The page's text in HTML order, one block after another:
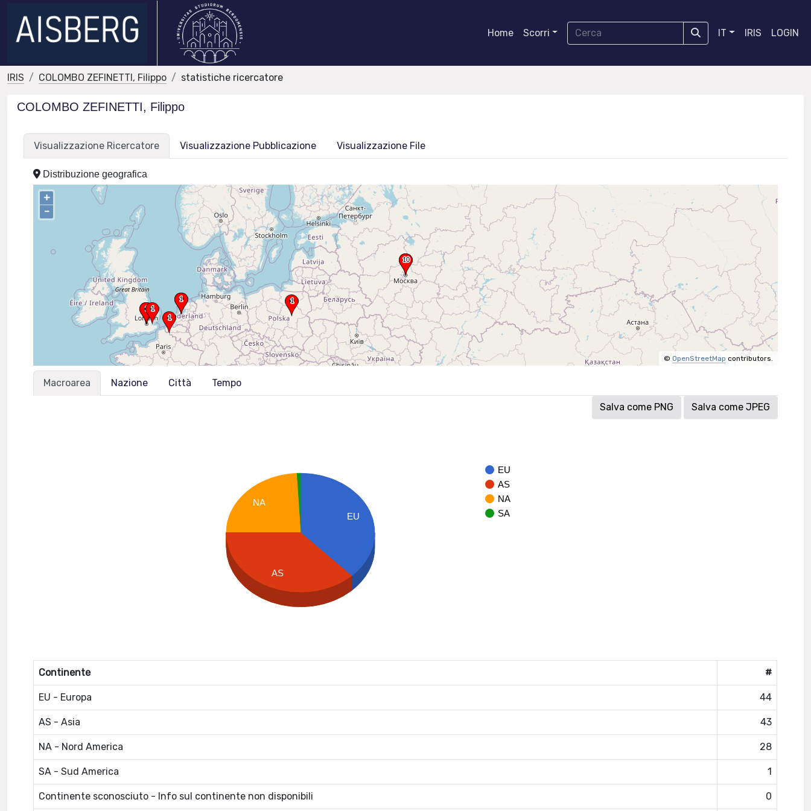
Home Scorri IT IRIS LOGIN
IRIS COLOMBO ZEFINETTI, Filippo statistiche ricercatore
COLOMBO ZEFINETTI, Filippo
Visualizzazione Ricercatore Visualizzazione Pubblicazione Visualizzazione File
Distribuzione geografica
+
–
© OpenStreetMap contributors.
Macroarea Nazione Città Tempo
Salva come PNG Salva come JPEG
EU
AS
NA
SA
EU
NA
AS
Continente #
EU - Europa 44
AS - Asia 43
NA - Nord America 28
SA - Sud America 1
Continente sconosciuto - Info sul continente non disponibili 0